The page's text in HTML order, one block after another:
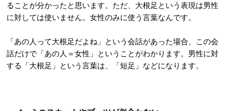
ることが分かったと思います。ただ、大根足という表現は男性
に対しては使いません。女性のみに使う言葉なんです。
「あの人って大根足だよね」という会話があった場合、この会
話だけで「あの人＝女性」ということがわかります。男性に対
する「大根足」という言葉は、「短足」などになります。